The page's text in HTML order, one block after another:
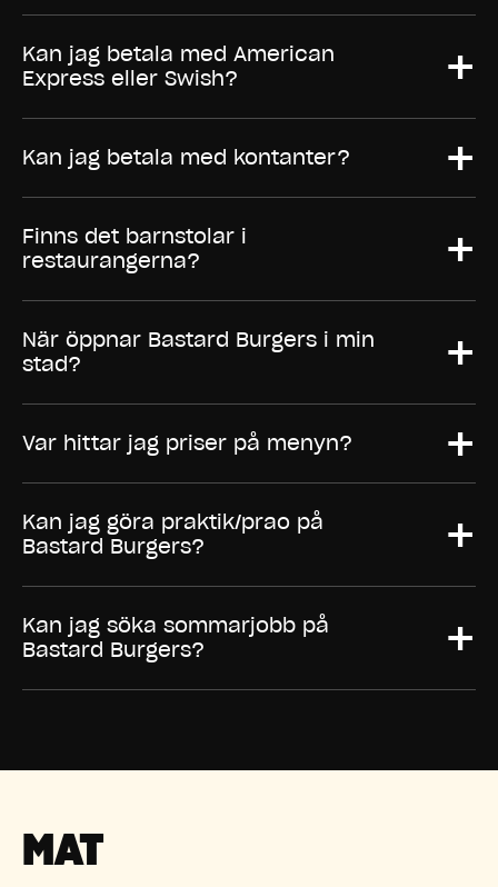
Kan jag betala med American
Express eller Swish?
+
Kan jag betala med kontanter? +
Finns det barnstolar i
restaurangerna?
+
När öppnar Bastard Burgers i min
stad?
+
Var hittar jag priser på menyn? +
Kan jag göra praktik/prao på
Bastard Burgers?
+
Kan jag söka sommarjobb på
Bastard Burgers?
+
MAT